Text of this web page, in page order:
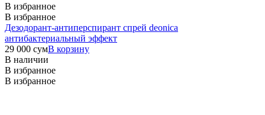
В избранное
В избранное
Дезодорант-антиперспирант спрей deonica
антибактериальный эффект
29 000 сумВ корзину
В наличии
В избранное
В избранное